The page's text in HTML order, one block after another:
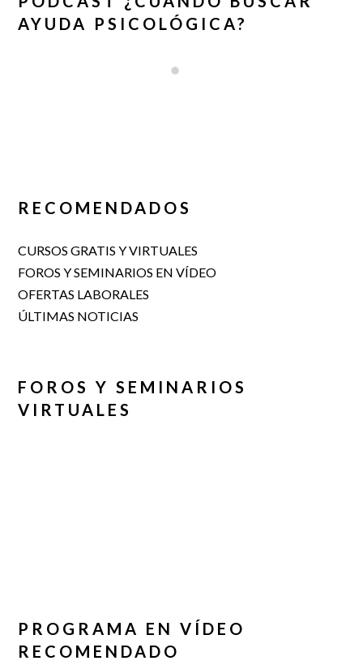
AYUDA PSICOLÓGICA?
RECOMENDADOS
CURSOS GRATIS Y VIRTUALES
FOROS Y SEMINARIOS EN VÍDEO
OFERTAS LABORALES
ÚLTIMAS NOTICIAS
FOROS Y SEMINARIOS
VIRTUALES
PROGRAMA EN VÍDEO
RECOMENDADO